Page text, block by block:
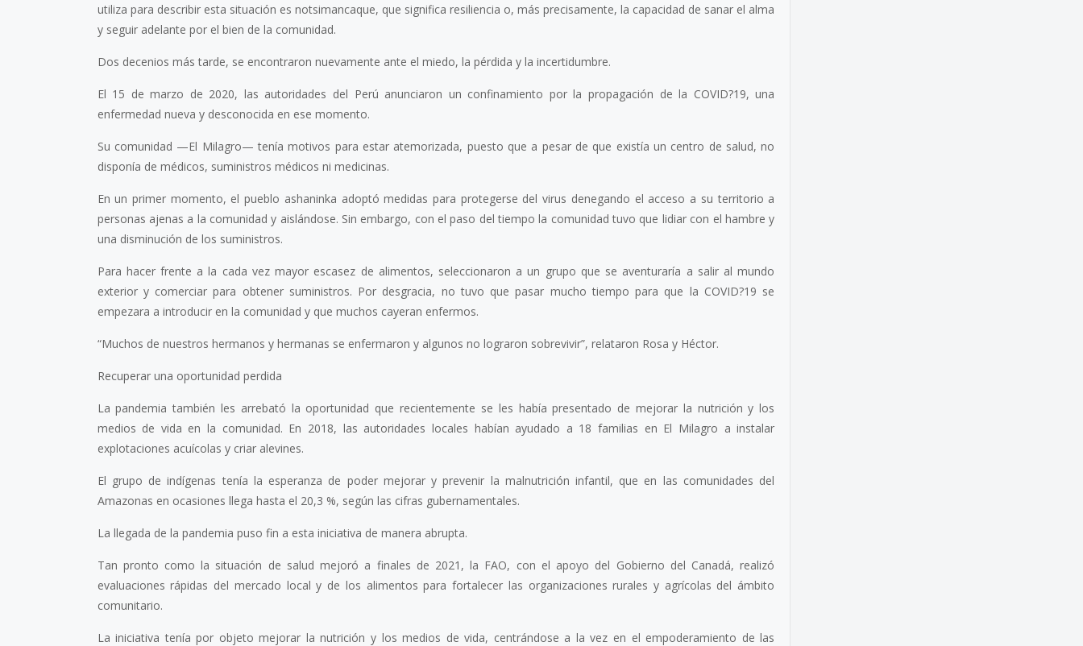
utiliza para describir esta situación es notsimancaque, que significa resiliencia o, más precisamente, la capacidad de sanar el alma
y seguir adelante por el bien de la comunidad.
Dos decenios más tarde, se encontraron nuevamente ante el miedo, la pérdida y la incertidumbre.
El 15 de marzo de 2020, las autoridades del Perú anunciaron un confinamiento por la propagación de la COVID?19, una
enfermedad nueva y desconocida en ese momento.
Su comunidad —El Milagro— tenía motivos para estar atemorizada, puesto que a pesar de que existía un centro de salud, no
disponía de médicos, suministros médicos ni medicinas.
En un primer momento, el pueblo ashaninka adoptó medidas para protegerse del virus denegando el acceso a su territorio a
personas ajenas a la comunidad y aislándose. Sin embargo, con el paso del tiempo la comunidad tuvo que lidiar con el hambre y
una disminución de los suministros.
Para hacer frente a la cada vez mayor escasez de alimentos, seleccionaron a un grupo que se aventuraría a salir al mundo
exterior y comerciar para obtener suministros. Por desgracia, no tuvo que pasar mucho tiempo para que la COVID?19 se
empezara a introducir en la comunidad y que muchos cayeran enfermos.
“Muchos de nuestros hermanos y hermanas se enfermaron y algunos no lograron sobrevivir”, relataron Rosa y Héctor.
Recuperar una oportunidad perdida
La pandemia también les arrebató la oportunidad que recientemente se les había presentado de mejorar la nutrición y los
medios de vida en la comunidad. En 2018, las autoridades locales habían ayudado a 18 familias en El Milagro a instalar
explotaciones acuícolas y criar alevines.
El grupo de indígenas tenía la esperanza de poder mejorar y prevenir la malnutrición infantil, que en las comunidades del
Amazonas en ocasiones llega hasta el 20,3 %, según las cifras gubernamentales.
La llegada de la pandemia puso fin a esta iniciativa de manera abrupta.
Tan pronto como la situación de salud mejoró a finales de 2021, la FAO, con el apoyo del Gobierno del Canadá, realizó
evaluaciones rápidas del mercado local y de los alimentos para fortalecer las organizaciones rurales y agrícolas del ámbito
comunitario.
La iniciativa tenía por objeto mejorar la nutrición y los medios de vida, centrándose a la vez en el empoderamiento de las